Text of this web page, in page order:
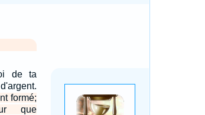
de ta
formé;
que